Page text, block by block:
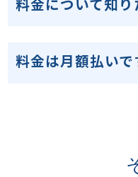
料金について知り
料金は月額払いで